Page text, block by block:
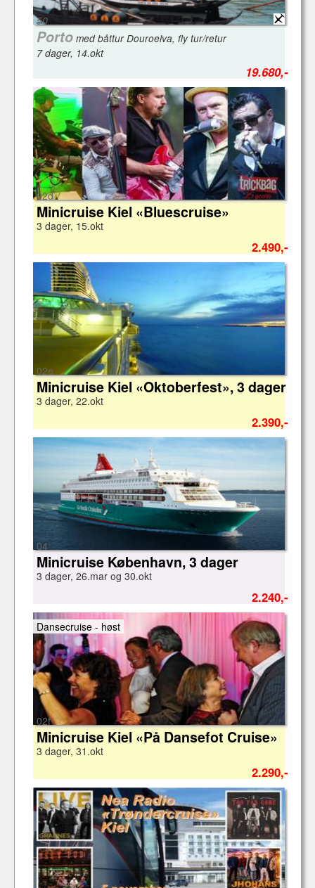
50
Porto med båttur Douroelva, fly tur/retur
7 dager, 14.okt
19.680,-
02d
Minicruise Kiel «Bluescruise»
3 dager, 15.okt
2.490,-
02e
Minicruise Kiel «Oktoberfest», 3 dager
3 dager, 22.okt
2.390,-
04
Minicruise København, 3 dager
3 dager, 26.mar og 30.okt
2.240,-
02f
Dansecruise - høst
Minicruise Kiel «På Dansefot Cruise»
3 dager, 31.okt
2.290,-